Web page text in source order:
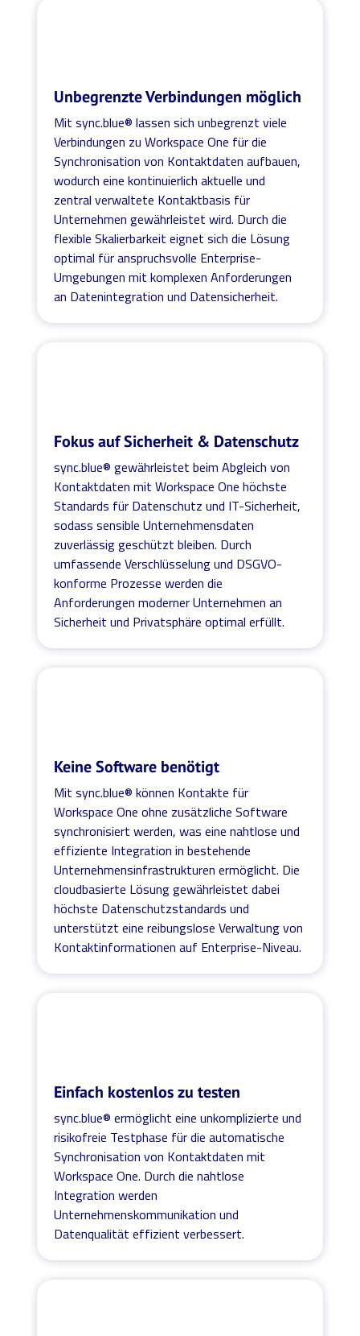
Unbegrenzte Verbindungen möglich
Mit sync.blue® lassen sich unbegrenzt viele
Verbindungen zu Workspace One für die
Synchronisation von Kontaktdaten aufbauen,
wodurch eine kontinuierlich aktuelle und
zentral verwaltete Kontaktbasis für
Unternehmen gewährleistet wird. Durch die
flexible Skalierbarkeit eignet sich die Lösung
optimal für anspruchsvolle Enterprise-
Umgebungen mit komplexen Anforderungen
an Datenintegration und Datensicherheit.
Fokus auf Sicherheit & Datenschutz
sync.blue® gewährleistet beim Abgleich von
Kontaktdaten mit Workspace One höchste
Standards für Datenschutz und IT-Sicherheit,
sodass sensible Unternehmensdaten
zuverlässig geschützt bleiben. Durch
umfassende Verschlüsselung und DSGVO-
konforme Prozesse werden die
Anforderungen moderner Unternehmen an
Sicherheit und Privatsphäre optimal erfüllt.
Keine Software benötigt
Mit sync.blue® können Kontakte für
Workspace One ohne zusätzliche Software
synchronisiert werden, was eine nahtlose und
effiziente Integration in bestehende
Unternehmensinfrastrukturen ermöglicht. Die
cloudbasierte Lösung gewährleistet dabei
höchste Datenschutzstandards und
unterstützt eine reibungslose Verwaltung von
Kontaktinformationen auf Enterprise-Niveau.
Einfach kostenlos zu testen
sync.blue® ermöglicht eine unkomplizierte und
risikofreie Testphase für die automatische
Synchronisation von Kontaktdaten mit
Workspace One. Durch die nahtlose
Integration werden
Unternehmenskommunikation und
Datenqualität effizient verbessert.